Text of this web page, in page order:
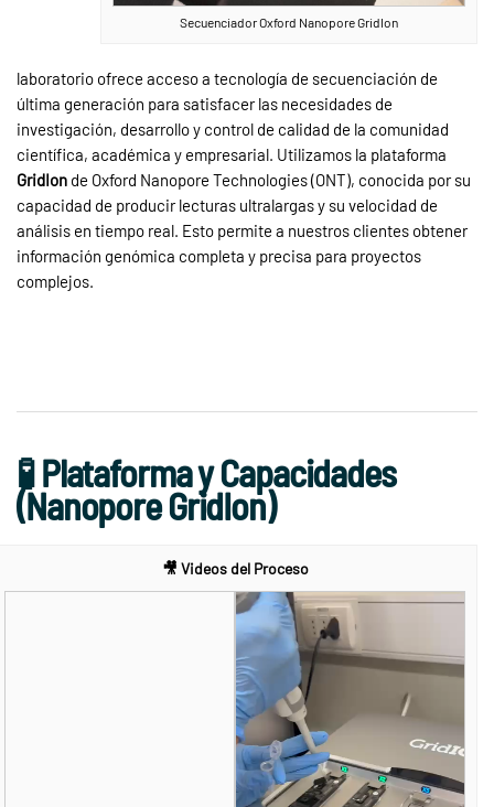
Secuenciador Oxford Nanopore GridIon
laboratorio ofrece acceso a tecnología de secuenciación de
última generación para satisfacer las necesidades de
investigación, desarrollo y control de calidad de la comunidad
científica, académica y empresarial. Utilizamos la plataforma
GridIon de Oxford Nanopore Technologies (ONT), conocida por su
capacidad de producir lecturas ultralargas y su velocidad de
análisis en tiempo real. Esto permite a nuestros clientes obtener
información genómica completa y precisa para proyectos
complejos.
🧪 Plataforma y Capacidades
(Nanopore GridIon)
🎥 Videos del Proceso